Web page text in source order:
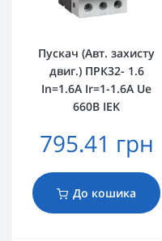
Пускач (Авт. захисту
двиг.) ПРК32- 1.6
In=1.6A Ir=1-1.6A Ue
660B IEK
795.41 грн
До кошика